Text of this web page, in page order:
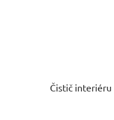
Čistič interiéru